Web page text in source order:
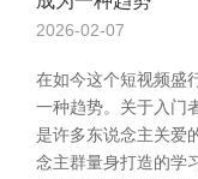
2026-02-07
在如今这个短视频盛
一种趋势。关于入门
是许多东说念主关爱
念主群量身打造的学